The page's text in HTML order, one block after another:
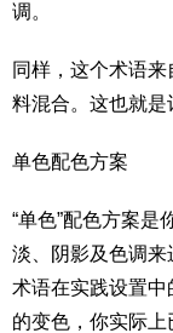
调。
同样，这个术语
料混合。这也就是
单色配色方案
“单色”配色方案是
淡、阴影及色调
术语在实践设置中
的变色，你实际上